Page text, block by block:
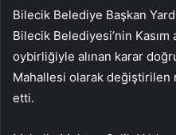
Bilecik Belediye Başkan
Bilecik Belediyesi’nin Kasım
oybirliğiyle alınan karar
Mahallesi olarak
etti.